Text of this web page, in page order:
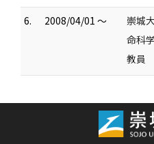
6. 2008/04/01 ～
崇城
命科
教員